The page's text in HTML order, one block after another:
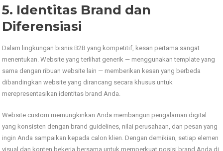
5. Identitas Brand dan
Diferensiasi
Dalam lingkungan bisnis B2B yang kompetitif, kesan pertama sangat
menentukan. Website yang terlihat generik — menggunakan template yang
sama dengan ribuan website lain — memberikan kesan yang berbeda
dibandingkan website yang dirancang secara khusus untuk
merepresentasikan identitas brand Anda.
Website custom memungkinkan Anda membangun pengalaman digital
yang konsisten dengan brand guidelines, nilai perusahaan, dan pesan yang
ingin Anda sampaikan kepada calon klien. Dengan demikian, setiap elemen
visual dan konten bekerja bersama untuk memperkuat posisi brand Anda di